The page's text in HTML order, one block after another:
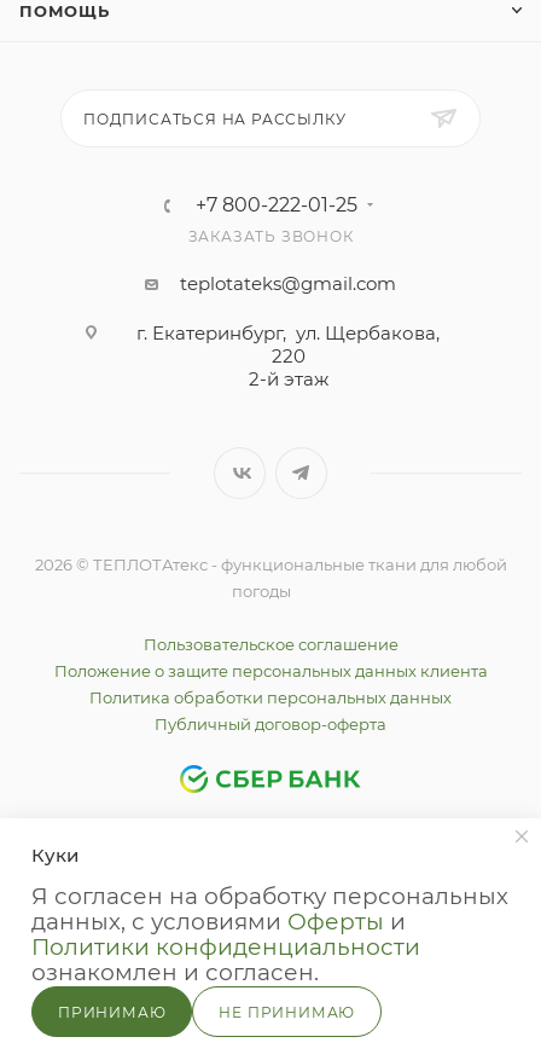
ПОМОЩЬ
ПОДПИСАТЬСЯ НА РАССЫЛКУ
+7 800-222-01-25
ЗАКАЗАТЬ ЗВОНОК
teplotateks@gmail.com
г. Екатеринбург, ул. Щербакова,
220
2-й этаж
2026 © ТЕПЛОТАтекс - функциональные ткани для любой
погоды
Пользовательское соглашение
Положение о защите персональных данных клиента
Политика обработки персональных данных
Публичный договор-оферта
Куки
Я согласен на обработку персональных
данных, с условиями Оферты и
Политики конфиденциальности
ознакомлен и согласен.
ПРИНИМАЮ НЕ ПРИНИМАЮ
Whatsapp
Whatsapp
Telegram